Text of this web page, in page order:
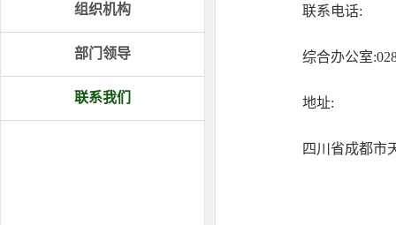
组织机构
部门领导
联系我们
联系电话:
综合办公室
地址:
四川省成都市